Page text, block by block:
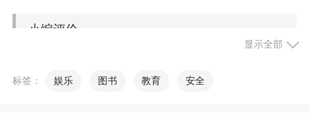
小编评价
及收益全部都能提现
显示全部
标签： 娱乐 图书 教育 安全